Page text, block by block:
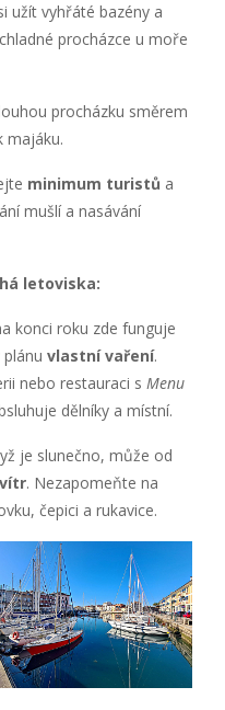
užít vyhřáté bazény a
procházce u moře
procházku směrem
majáku.
minimum turistů a
mušlí a nasávání
letoviska:
konci roku zde funguje
vlastní vaření.
nebo restauraci s Menu
dělníky a místní.
je slunečno, může od
. Nezapomeňte na
čepici a rukavice.